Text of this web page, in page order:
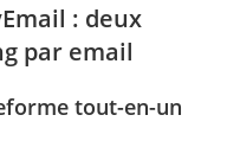
: deux
par email
tout-en-un